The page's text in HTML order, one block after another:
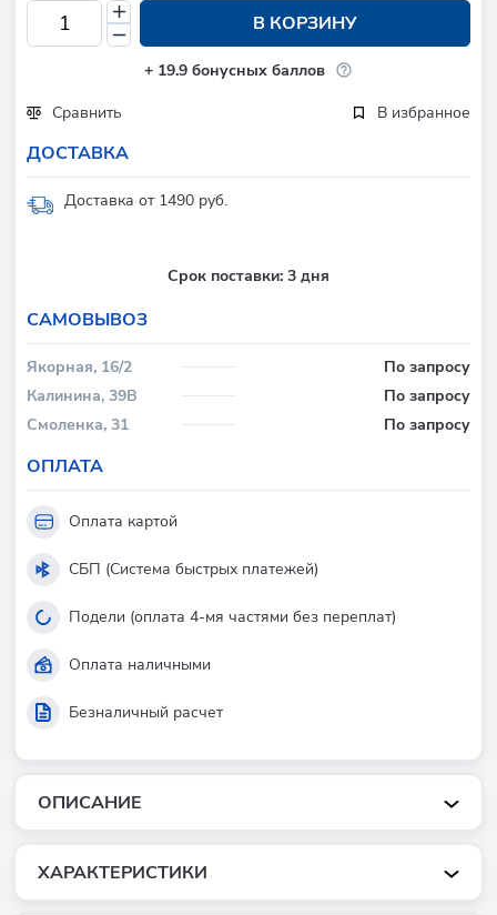
ОПИСАНИЕ
ХАРАКТЕРИСТИКИ
В КОРЗИНУ
+ 19.9 бонусных баллов
Сравнить
В избранное
ДОСТАВКА
Доставка от 1490 руб.
Срок поставки: 3 дня
CАМОВЫВОЗ
Якорная, 16/2
По запросу
Калинина, 39В
По запросу
Смоленка, 31
По запросу
ОПЛАТА
Оплата картой
СБП (Система быстрых платежей)
Подели (оплата 4-мя частями без переплат)
Оплата наличными
Безналичный расчет